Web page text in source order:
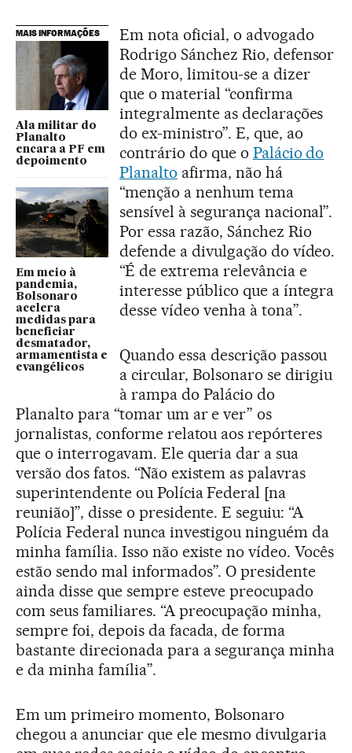
MAIS INFORMAÇÕES
Ala militar do
Planalto
encara a PF em
depoimento
Em meio à
pandemia,
Bolsonaro
acelera
medidas para
beneficiar
desmatador,
armamentista e
evangélicos
Em nota oficial, o advogado
Rodrigo Sánchez Rio, defensor
de Moro, limitou-se a dizer
que o material “confirma
integralmente as declarações
do ex-ministro”. E, que, ao
contrário do que o Palácio do
Planalto afirma, não há
“menção a nenhum tema
sensível à segurança nacional”.
Por essa razão, Sánchez Rio
defende a divulgação do vídeo.
“É de extrema relevância e
interesse público que a íntegra
desse vídeo venha à tona”.
Quando essa descrição passou
a circular, Bolsonaro se dirigiu
à rampa do Palácio do
Planalto para “tomar um ar e ver” os
jornalistas, conforme relatou aos repórteres
que o interrogavam. Ele queria dar a sua
versão dos fatos. “Não existem as palavras
superintendente ou Polícia Federal [na
reunião]”, disse o presidente. E seguiu: “A
Polícia Federal nunca investigou ninguém da
minha família. Isso não existe no vídeo. Vocês
estão sendo mal informados”. O presidente
ainda disse que sempre esteve preocupado
com seus familiares. “A preocupação minha,
sempre foi, depois da facada, de forma
bastante direcionada para a segurança minha
e da minha família”.
Em um primeiro momento, Bolsonaro
chegou a anunciar que ele mesmo divulgaria